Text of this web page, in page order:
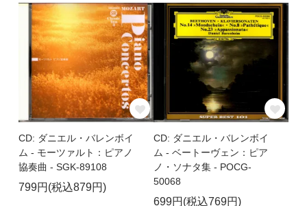
CD: ダニエル・バレンボイ
ム - モーツァルト：ピアノ
協奏曲 - SGK-89108
799円(税込879円)
CD: ダニエル・バレンボイ
ム - ベートーヴェン：ピア
ノ・ソナタ集 - POCG-
50068
699円(税込769円)